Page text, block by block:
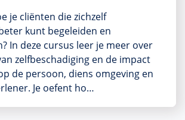
je cliënten die zichzelf
kunt begeleiden en
In deze cursus leer je meer over
zelfbeschadiging en de impact
de persoon, diens omgeving en
Je oefent ho…